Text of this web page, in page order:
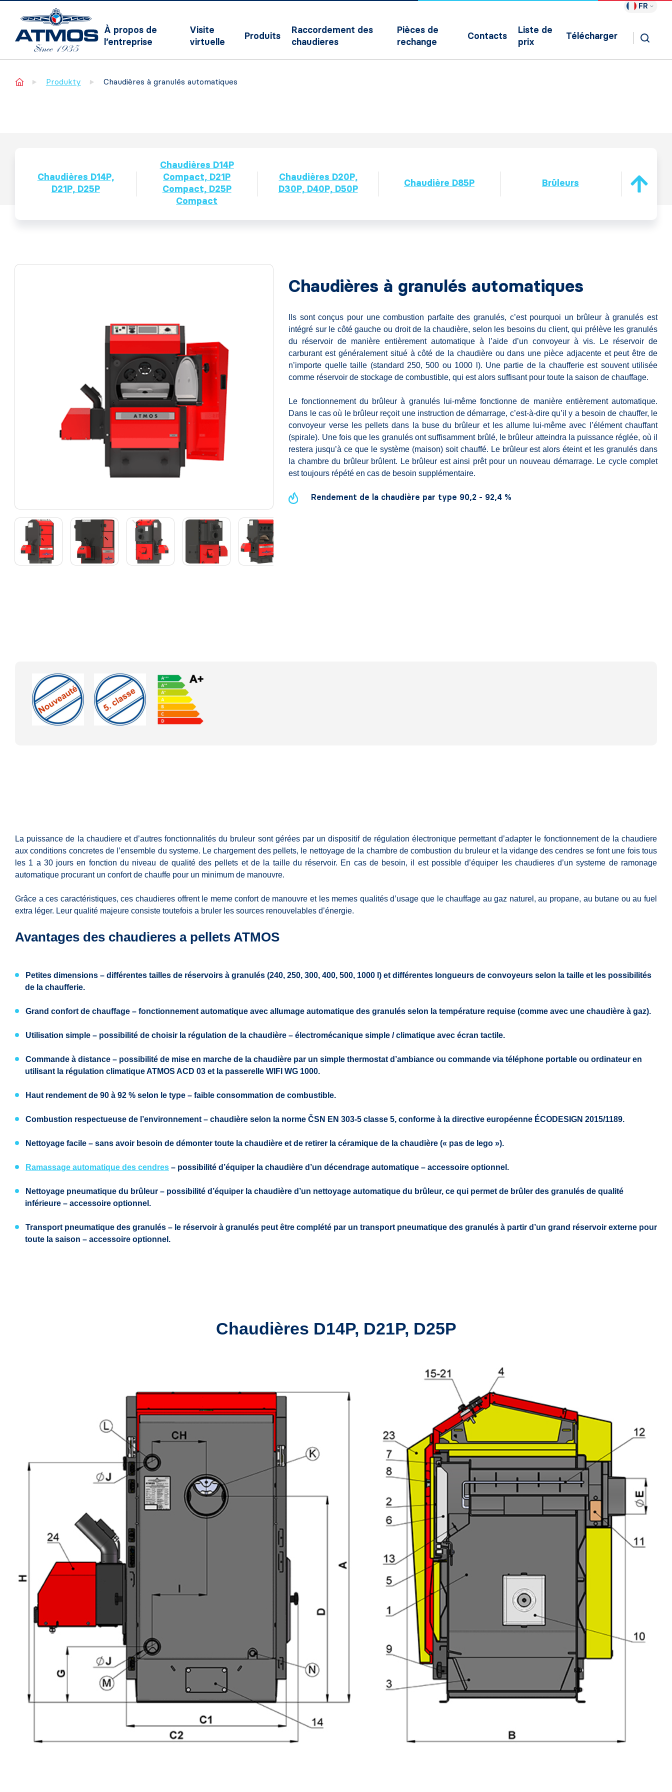
FR
À propos de
l’entreprise
Visite
virtuelle
Produits
Raccordement des
chaudieres
Pièces de
rechange
Contacts
Liste de
prix
Télécharger
Home Produkty Chaudières à granulés automatiques
Chaudières D14P,
D21P, D25P
Chaudières D14P
Compact, D21P
Compact, D25P
Compact
Chaudières D20P,
D30P, D40P, D50P
Chaudière D85P Brûleurs
Chaudières à granulés automatiques
Ils sont conçus pour une combustion parfaite des granulés, c’est pourquoi un brûleur à granulés est
intégré sur le côté gauche ou droit de la chaudière, selon les besoins du client, qui prélève les granulés
du réservoir de manière entièrement automatique à l’aide d’un convoyeur à vis. Le réservoir de
carburant est généralement situé à côté de la chaudière ou dans une pièce adjacente et peut être de
n’importe quelle taille (standard 250, 500 ou 1000 l). Une partie de la chaufferie est souvent utilisée
comme réservoir de stockage de combustible, qui est alors suffisant pour toute la saison de chauffage.
Le fonctionnement du brûleur à granulés lui-même fonctionne de manière entièrement automatique.
Dans le cas où le brûleur reçoit une instruction de démarrage, c’est-à-dire qu’il y a besoin de chauffer, le
convoyeur verse les pellets dans la buse du brûleur et les allume lui-même avec l’élément chauffant
(spirale). Une fois que les granulés ont suffisamment brûlé, le brûleur atteindra la puissance réglée, où il
restera jusqu’à ce que le système (maison) soit chauffé. Le brûleur est alors éteint et les granulés dans
la chambre du brûleur brûlent. Le brûleur est ainsi prêt pour un nouveau démarrage. Le cycle complet
est toujours répété en cas de besoin supplémentaire.
Rendement de la chaudière par type 90,2 - 92,4 %
La puissance de la chaudiere et d’autres fonctionnalités du bruleur sont gérées par un dispositif de régulation électronique permettant d’adapter le fonctionnement de la chaudiere
aux conditions concretes de l’ensemble du systeme. Le chargement des pellets, le nettoyage de la chambre de combustion du bruleur et la vidange des cendres se font une fois tous
les 1 a 30 jours en fonction du niveau de qualité des pellets et de la taille du réservoir. En cas de besoin, il est possible d’équiper les chaudieres d’un systeme de ramonage
automatique procurant un confort de chauffe pour un minimum de manouvre.
Grâce a ces caractéristiques, ces chaudieres offrent le meme confort de manouvre et les memes qualités d’usage que le chauffage au gaz naturel, au propane, au butane ou au fuel
extra léger. Leur qualité majeure consiste toutefois a bruler les sources renouvelables d’énergie.
Avantages des chaudieres a pellets ATMOS
Petites dimensions – différentes tailles de réservoirs à granulés (240, 250, 300, 400, 500, 1000 l) et différentes longueurs de convoyeurs selon la taille et les possibilités
de la chaufferie.
Grand confort de chauffage – fonctionnement automatique avec allumage automatique des granulés selon la température requise (comme avec une chaudière à gaz).
Utilisation simple – possibilité de choisir la régulation de la chaudière – électromécanique simple / climatique avec écran tactile.
Commande à distance – possibilité de mise en marche de la chaudière par un simple thermostat d’ambiance ou commande via téléphone portable ou ordinateur en
utilisant la régulation climatique ATMOS ACD 03 et la passerelle WIFI WG 1000.
Haut rendement de 90 à 92 % selon le type – faible consommation de combustible.
Combustion respectueuse de l’environnement – chaudière selon la norme ČSN EN 303-5 classe 5, conforme à la directive européenne ÉCODESIGN 2015/1189.
Nettoyage facile – sans avoir besoin de démonter toute la chaudière et de retirer la céramique de la chaudière (« pas de lego »).
Ramassage automatique des cendres – possibilité d’équiper la chaudière d’un décendrage automatique – accessoire optionnel.
Nettoyage pneumatique du brûleur – possibilité d’équiper la chaudière d’un nettoyage automatique du brûleur, ce qui permet de brûler des granulés de qualité
inférieure – accessoire optionnel.
Transport pneumatique des granulés – le réservoir à granulés peut être complété par un transport pneumatique des granulés à partir d’un grand réservoir externe pour
toute la saison – accessoire optionnel.
Chaudières D14P, D21P, D25P